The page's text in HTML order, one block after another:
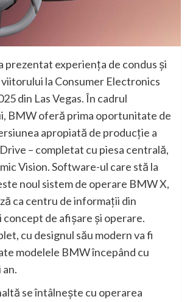
prezentat experienţa de condus şi
la Consumer Electronics
din Las Vegas. În cadrul
BMW oferă prima oportunitate de
apropiată de producţie a
– completat cu piesa centrală,
Vision. Software-ul care stă la
noul sistem de operare BMW X,
ca centru de informaţii din
concept de afişare şi operare.
cu designul său modern va fi
modelele BMW începând cu
se întâlneşte cu operarea